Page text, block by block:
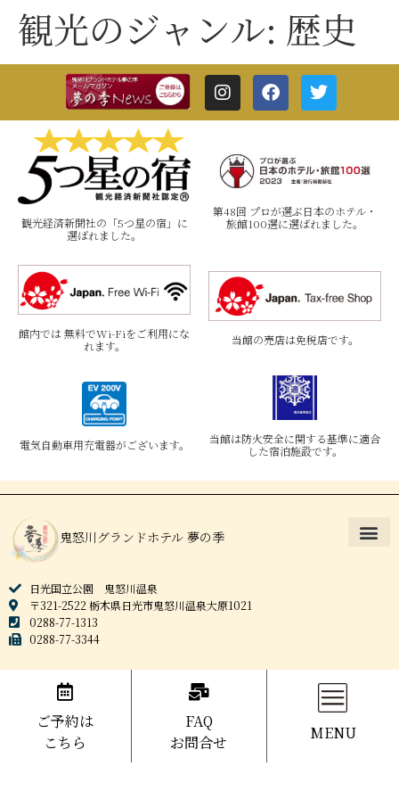
観光のジャンル: 歴史
観光経済新聞社の「5つ星の宿」に
選ばれました。
第48回 プロが選ぶ日本のホテル・
旅館100選に選ばれました。
館内では 無料でWi-Fiをご利用にな
れます。
当館の売店は免税店です。
電気自動車用充電器がございます。
当館は防火安全に関する基準に適合
した宿泊施設です。
鬼怒川グランドホテル 夢の季
日光国立公園 鬼怒川温泉
〒321-2522 栃木県日光市鬼怒川温泉大原1021
0288-77-1313
0288-77-3344
ご予約は
こちら
FAQ
お問合せ
MENU